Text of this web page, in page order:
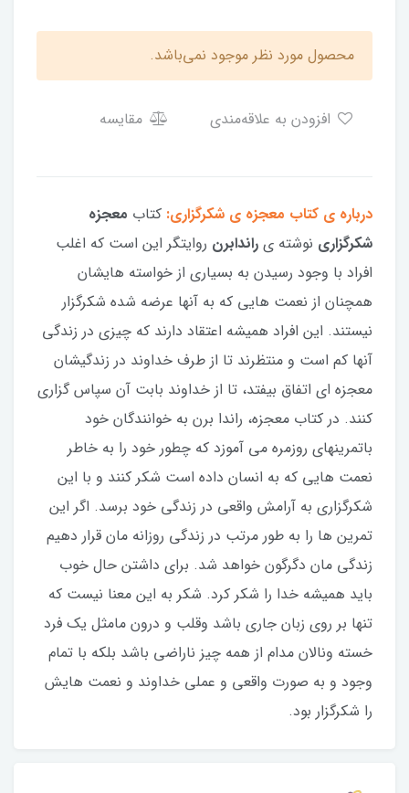
محصول مورد نظر موجود نمی‌باشد.
مقایسه
درباره ی کتاب معجزه ی شکرگزاری: کتاب معجزه
شکرگزاری نوشته ی راندابرن روایتگر این است که اغلب
افراد با وجود رسیدن به بسیاری از خواسته هایشان
همچنان از نعمت هایی که به آنها عرضه شده شکرگزار
نیستند. این افراد همیشه اعتقاد دارند که چیزی در زندگی
آنها کم است و منتظرند تا از طرف خداوند در زندگیشان
معجزه ای اتفاق بیفتد، تا از خداوند بابت آن سپاس گزاری
کنند. در کتاب معجزه، راندا برن به خوانندگان خود
باتمرینهای روزمره می آموزد که چطور خود را به خاطر
نعمت هایی که به انسان داده است شکر کنند و با این
شکرگزاری به آرامش واقعی در زندگی خود برسد. اگر این
تمرین ها را به طور مرتب در زندگی روزانه مان قرار دهیم
زندگی مان دگرگون خواهد شد. برای داشتن حال خوب
باید همیشه خدا را شکر کرد. شکر به این معنا نیست که
تنها بر روی زبان جاری باشد وقلب و درون مامثل یک فرد
خسته ونالان مدام از همه چیز ناراضی باشد بلکه با تمام
وجود و به صورت واقعی و عملی خداوند و نعمت هایش
را شکرگزار بود.